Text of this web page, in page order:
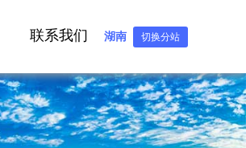
湖南 切换分站
联系我们